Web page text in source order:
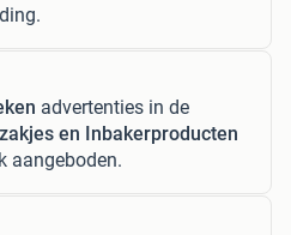
advertenties in de
en Inbakerproducten
aangeboden.